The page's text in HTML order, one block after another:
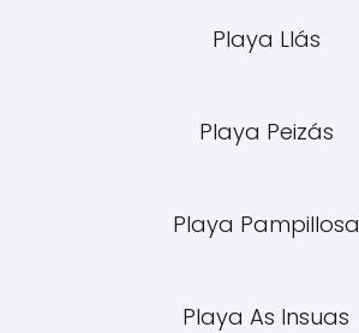
Playa Llás
Playa Peizás
Playa Pampillosa
Playa As Insuas